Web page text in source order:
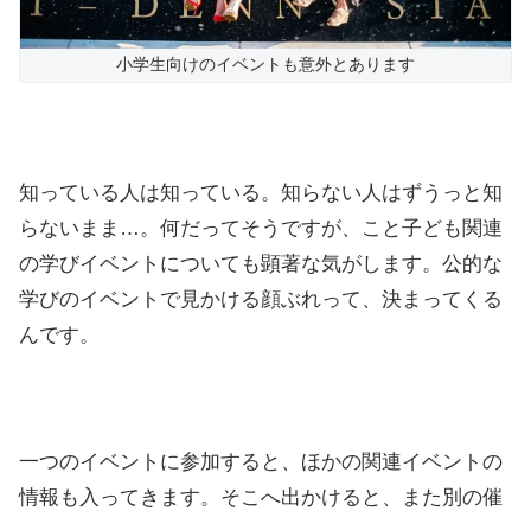
小学生向けのイベントも意外とあります
知っている人は知っている。知らない人はずうっと知
らないまま…。何だってそうですが、こと子ども関連
の学びイベントについても顕著な気がします。公的な
学びのイベントで見かける顔ぶれって、決まってくる
んです。
一つのイベントに参加すると、ほかの関連イベントの
情報も入ってきます。そこへ出かけると、また別の催